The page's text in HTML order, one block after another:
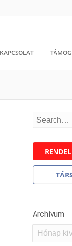
KAPCSOLAT
Archívum
Archívum